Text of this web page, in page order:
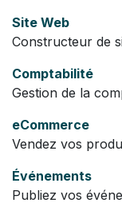
Site Web
Constructeur de
Comptabilité
Gestion de la
eCommerce
Vendez vos
Événements
Publiez vos